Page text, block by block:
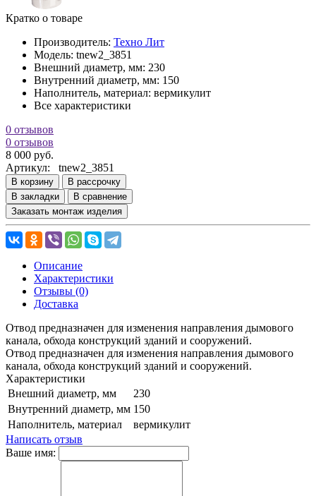
Кратко о товаре
Производитель: Техно Лит
Модель: tnew2_3851
Внешний диаметр, мм: 230
Внутренний диаметр, мм: 150
Наполнитель, материал: вермикулит
Все характеристики
0 отзывов
0 отзывов
8 000 руб.
Артикул: tnew2_3851
В корзину
В рассрочку
В закладки
В сравнение
Заказать монтаж изделия
Описание
Характеристики
Отзывы (0)
Доставка
Отвод предназначен для изменения направления дымового
канала, обхода конструкций зданий и сооружений.
Отвод предназначен для изменения направления дымового
канала, обхода конструкций зданий и сооружений.
Характеристики
Внешний диаметр, мм
230
Внутренний диаметр, мм 150
Наполнитель, материал
вермикулит
Написать отзыв
Ваше имя: